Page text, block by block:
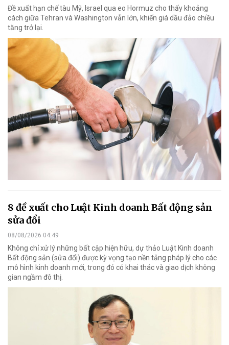
Đề xuất hạn chế tàu Mỹ, Israel qua eo Hormuz cho thấy khoảng
cách giữa Tehran và Washington vẫn lớn, khiến giá dầu đảo chiều
tăng trở lại.
8 đề xuất cho Luật Kinh doanh Bất động sản
sửa đổi
08/08/2026 04:49
Không chỉ xử lý những bất cập hiện hữu, dự thảo Luật Kinh doanh
Bất động sản (sửa đổi) được kỳ vọng tạo nền tảng pháp lý cho các
mô hình kinh doanh mới, trong đó có khai thác và giao dịch không
gian ngầm đô thị.